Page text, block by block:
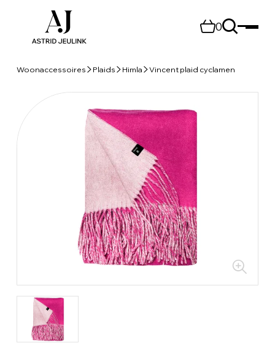
0
Woonaccessoires Plaids Himla Vincent plaid cyclamen